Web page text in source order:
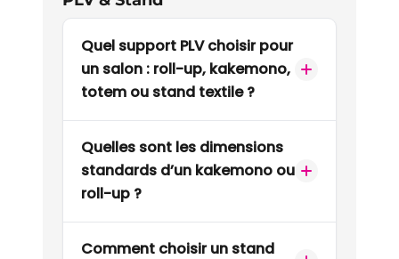
Quel support PLV choisir pour
un salon : roll-up, kakemono,
totem ou stand textile ?
Quelles sont les dimensions
standards d’un kakemono ou
roll-up ?
Comment choisir un stand